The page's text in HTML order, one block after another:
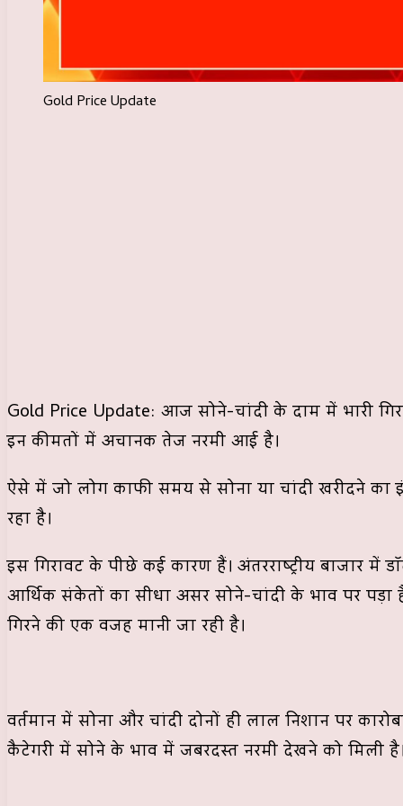
Gold Price Update
Gold Price Update: आज सोने-चांदी के दाम में भारी
इन कीमतों में अचानक तेज नरमी आई है।
ऐसे में जो लोग काफी समय से सोना या चांदी खरीदने
रहा है।
इस गिरावट के पीछे कई कारण हैं। अंतरराष्ट्रीय बाजार में
आर्थिक संकेतों का सीधा असर सोने-चांदी के भाव पर
गिरने की एक वजह मानी जा रही है।
वर्तमान में सोना और चांदी दोनों ही लाल निशान पर
कैटेगरी में सोने के भाव में जबरदस्त नरमी देखने को मिली